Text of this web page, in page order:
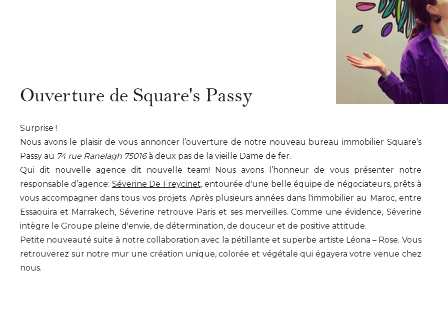
Ouverture de Square's Passy
Surprise !
Nous avons le plaisir de vous annoncer l’ouverture de notre nouveau bureau immobilier Square’s
Passy au 74 rue Ranelagh 75016à deux pas de la vieille Dame de fer.
Qui dit nouvelle agence dit nouvelle team! Nous avons l’honneur de vous présenter notre
responsable d’agence: Séverine De Freycinet,entourée d'une belle équipe de négociateurs, prêts à
vous accompagner dans tous vos projets. Après plusieurs années dans l'immobilier au Maroc, entre
Essaouira et Marrakech, Séverine retrouve Paris et ses merveilles. Comme une évidence, Séverine
intègre le Groupe pleine d'envie, de détermination, de douceur et de positive attitude.
Petite nouveauté suite à notre collaboration avec la pétillante et superbe artiste Léona – Rose. Vous
retrouverez sur notre mur une création unique, colorée et végétale qui égayera votre venue chez
nous.